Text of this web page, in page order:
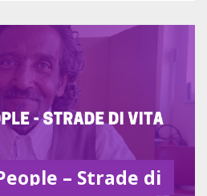
– Strade di